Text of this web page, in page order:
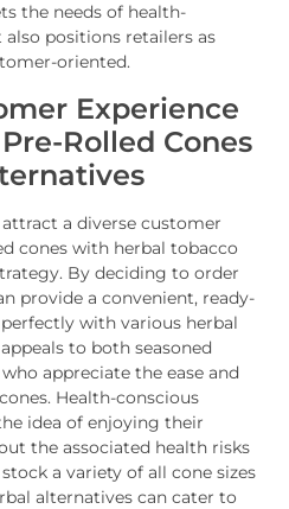
the needs of health-
positions retailers as
oriented.
Experience
Rolled Cones
a diverse customer
cones with herbal tobacco
By deciding to order
provide a convenient, ready-
with various herbal
to both seasoned
appreciate the ease and
Health-conscious
idea of enjoying their
the associated health risks
a variety of all cone sizes
alternatives can cater to